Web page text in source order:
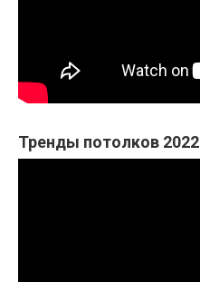
Тренды потолков 2022